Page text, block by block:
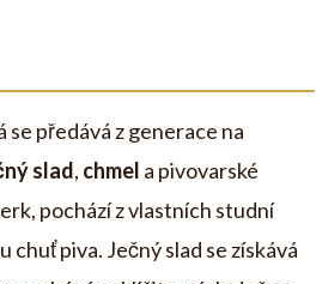
předává z generace na
slad, chmel a pivovarské
pochází z vlastních studní
piva. Ječný slad se získává